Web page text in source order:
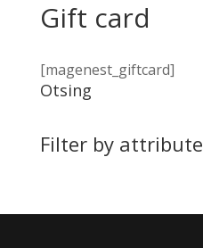
Gift card
[magenest_giftcard]
Otsing
Filter by attribute